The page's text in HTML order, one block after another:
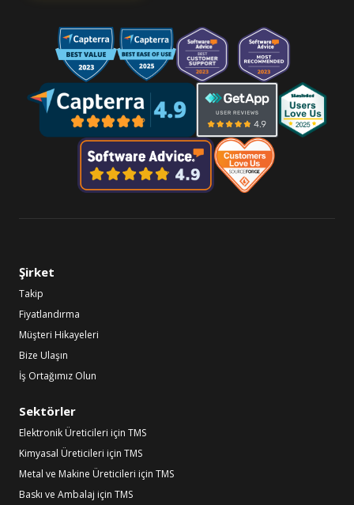
Şirket
Takip
Fiyatlandırma
Müşteri Hikayeleri
Bize Ulaşın
İş Ortağımız Olun
Sektörler
Elektronik Üreticileri için TMS
Kimyasal Üreticileri için TMS
Metal ve Makine Üreticileri için TMS
Baskı ve Ambalaj için TMS